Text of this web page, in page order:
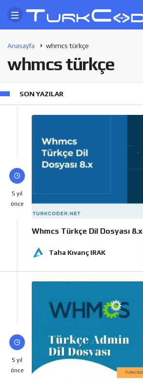
Anasayfa whmcs türkçe
whmcs türkçe
SON YAZILAR
5 yıl
önce
Whmcs Türkçe Dil Dosyası 8.x
Taha Kıvanç IRAK
5 yıl
önce